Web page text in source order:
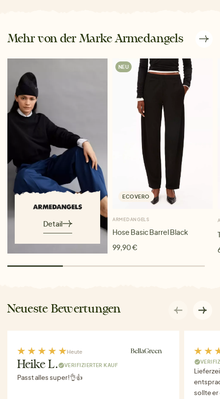
Mehr von der Marke Armedangels
Detail
NEU
ECOVERO
ARMEDANGELS
Hose Basic Barrel Black
99,90 €
Neueste Bewertungen
Heute
Heike L. VERIFIZIERTER KAUF
Passt alles super!👌👍
sollte er